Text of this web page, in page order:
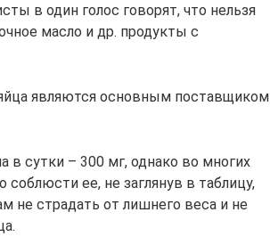
в один голос говорят, что нельзя
масло и др. продукты с
являются основным поставщиком
в сутки – 300 мг, однако во многих
соблюсти ее, не заглянув в таблицу,
не страдать от лишнего веса и не